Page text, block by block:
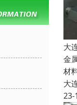
大
金
材
大
23-